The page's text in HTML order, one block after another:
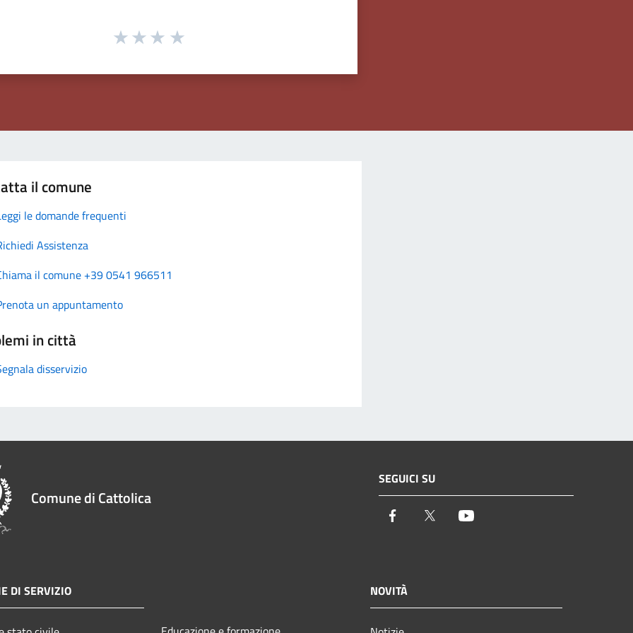
il comune
le domande frequenti
Assistenza
il comune +39 0541 966511
un appuntamento
in città
disservizio
Comune di Cattolica
SEGUICI SU
Facebook Twitter
DI SERVIZIO NOVITÀ